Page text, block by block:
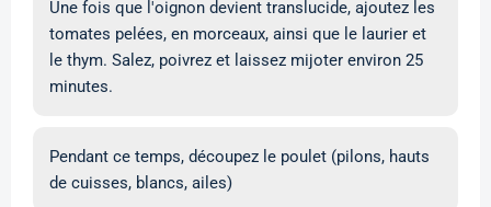
Une fois que l'oignon devient translucide, ajoutez les
tomates pelées, en morceaux, ainsi que le laurier et
le thym. Salez, poivrez et laissez mijoter environ 25
minutes.
Pendant ce temps, découpez le poulet (pilons, hauts
de cuisses, blancs, ailes)